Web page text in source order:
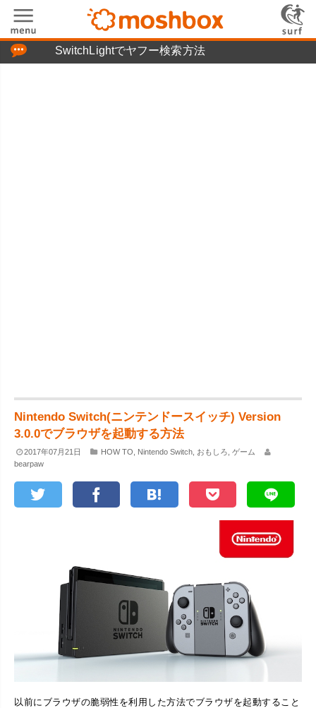
SwitchLightでヤフー検索方法
Nintendo Switch(ニンテンドースイッチ) Version
3.0.0でブラウザを起動する方法
2017年07月21日 HOW TO Nintendo Switch, おもしろ ゲーム
bearpaw
以前にブラウザの脆弱性を利用した方法でブラウザを起動すること
「つぶやき」の使い方